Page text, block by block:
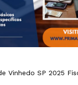
Vinhedo SP 2025